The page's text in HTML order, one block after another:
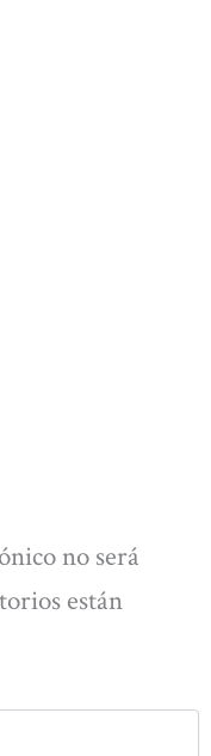
no será
están